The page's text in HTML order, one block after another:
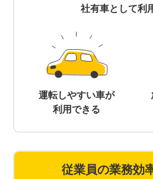
社有車として利
運転しやすい車が
利用できる
従業員の業務効